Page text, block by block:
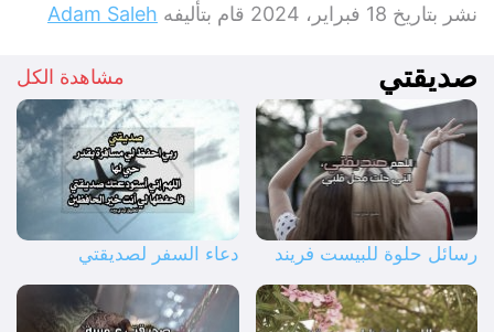
نشر بتاريخ 18 فبراير، 2024 قام بتأليفه Adam Saleh
صديقتي مشاهدة الكل
رسائل حلوة للبيست فريند دعاء السفر لصديقتي